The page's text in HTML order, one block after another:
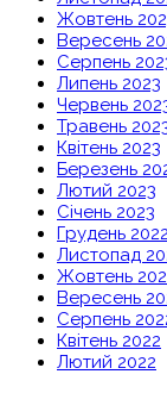
Жовтень
Вересень
Серпень
Липень 2023
Червень
Травень
Квітень 2023
Березень
Лютий 2023
Січень 2023
Грудень 2022
Листопад
Жовтень
Вересень
Серпень
Квітень 2022
Лютий 2022